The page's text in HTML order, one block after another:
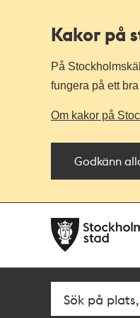
Kakor på
På
fungera på ett
Om kakor på
Godkänn
navigationen
huvudinnehållet
Fritextsök